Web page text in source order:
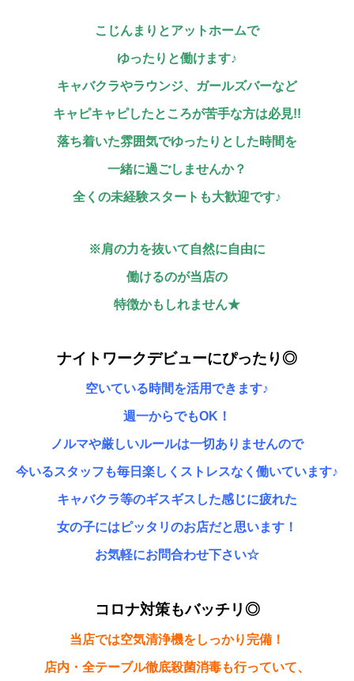
こじんまりとアットホームで
ゆったりと働けます♪
キャバクラやラウンジ、ガールズバーなど
キャピキャピしたところが苦手な方は必見!!
落ち着いた雰囲気でゆったりとした時間を
一緒に過ごしませんか？
全くの未経験スタートも大歓迎です♪
※肩の力を抜いて自然に自由に
働けるのが当店の
特徴かもしれません★
ナイトワークデビューにぴったり◎
空いている時間を活用できます♪
週一からでもOK！
ノルマや厳しいルールは一切ありませんので
今いるスタッフも毎日楽しくストレスなく働いています♪
キャバクラ等のギスギスした感じに疲れた
女の子にはピッタリのお店だと思います！
お気軽にお問合わせ下さい☆
コロナ対策もバッチリ◎
当店では空気清浄機をしっかり完備！
店内・全テーブル徹底殺菌消毒も行っていて、